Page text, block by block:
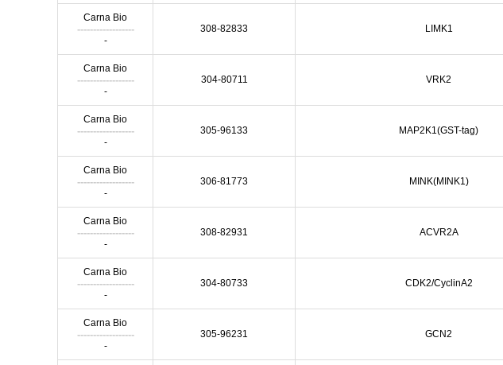
Carna Bio
------------------
-
308-82833 LIMK1
Carna Bio
------------------
-
304-80711 VRK2
Carna Bio
------------------
-
305-96133 MAP2K1(GST-tag)
Carna Bio
------------------
-
306-81773 MINK(MINK1)
Carna Bio
------------------
-
308-82931 ACVR2A
Carna Bio
------------------
-
304-80733 CDK2/CyclinA2
Carna Bio
------------------
-
305-96231 GCN2